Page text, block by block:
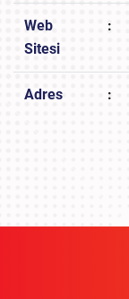
Web
Sitesi
:
Adres :